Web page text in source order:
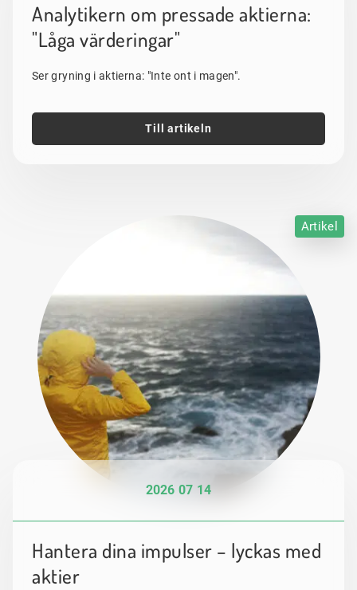
Analytikern om pressade aktierna:
"Låga värderingar"
Ser gryning i aktierna: "Inte ont i magen".
Till artikeln
Artikel
2026 07 14
Hantera dina impulser – lyckas med
aktier